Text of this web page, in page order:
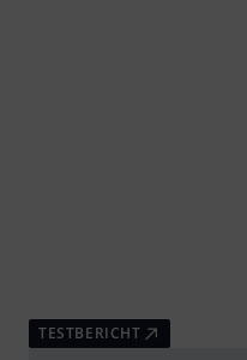
TESTBERICHT